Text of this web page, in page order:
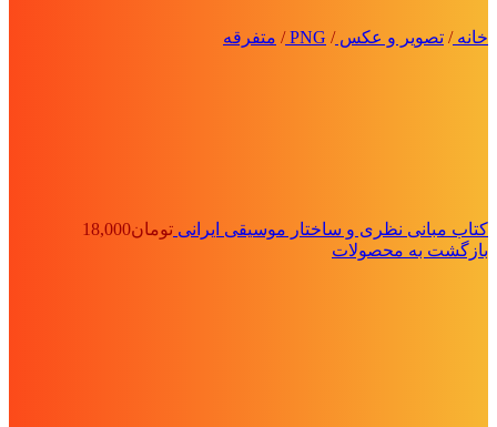
خانه/ تصویر و عکس/
PNG
/ متفرقه
کتاب مبانی نظری و ساختار موسیقی ایرانی تومان18,000
بازگشت به محصولات